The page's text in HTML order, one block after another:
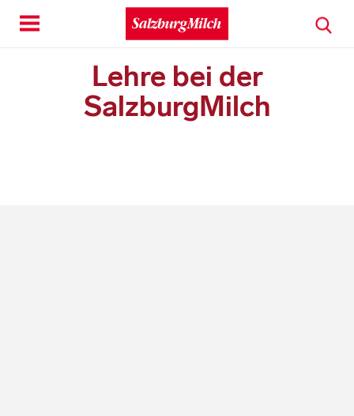
Toggle
navigation
Lehre bei der
SalzburgMilch